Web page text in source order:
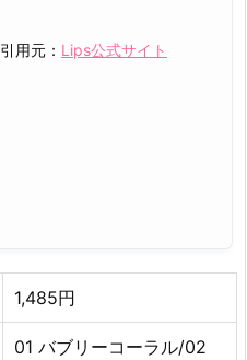
引用元： Lips公式サイト
1,485円
01 バブリーコーラル/02